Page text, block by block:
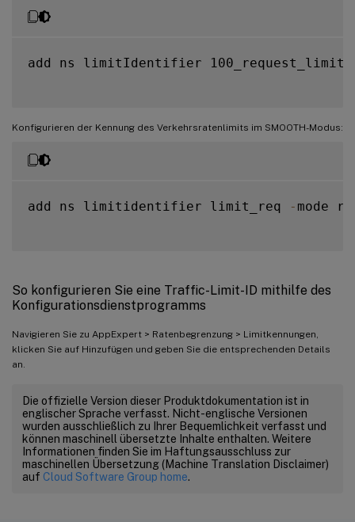
add ns limitIdentifier 100_request_limit
Konfigurieren der Kennung des Verkehrsratenlimits im SMOOTH-Modus:
add ns limitidentifier limit_req - mode
So konfigurieren Sie eine Traffic-Limit-ID mithilfe des
Konfigurationsdienstprogramms
Navigieren Sie zu AppExpert > Ratenbegrenzung > Limitkennungen,
klicken Sie auf Hinzufügen und geben Sie die entsprechenden Details
an.
Die offizielle Version dieser Produktdokumentation ist in
englischer Sprache verfasst. Nicht-englische Versionen
wurden ausschließlich zu Ihrer Bequemlichkeit verfasst und
können maschinell übersetzte Inhalte enthalten. Weitere
Informationen finden Sie im Haftungsausschluss zur
maschinellen Übersetzung (Machine Translation Disclaimer)
auf Cloud Software Group home.